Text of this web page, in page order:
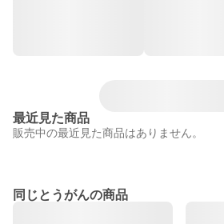
最近見た商品
販売中の最近見た商品はありません。
同じとうがんの商品